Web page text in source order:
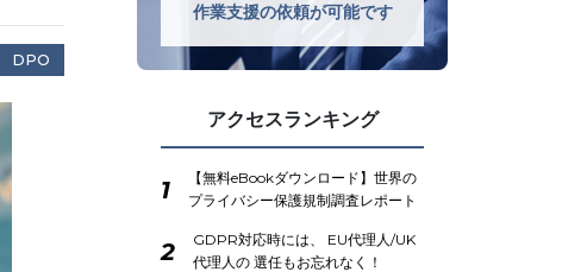
DPO
作業支援の依頼が可能です
アクセスランキング
1
【無料eBookダウンロード】世界の
プライバシー保護規制調査レポート
2
GDPR対応時には、 EU代理人/UK
代理人の 選任もお忘れなく！